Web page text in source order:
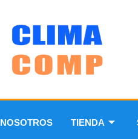
NOSOTROS TIENDA